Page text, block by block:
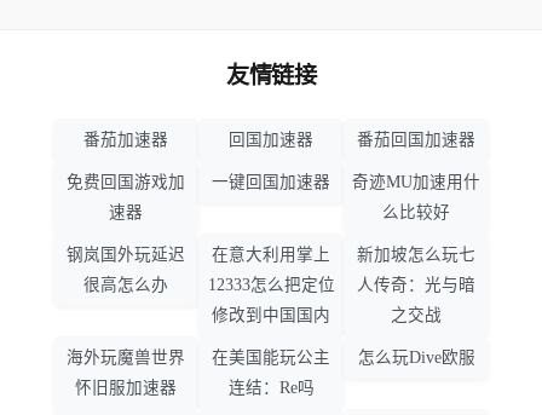
友情链接
番茄加速器 回国加速器 番茄回国加速器
免费回国游戏加
速器
一键回国加速器
奇迹MU加速用什
么比较好
钢岚国外玩延迟
很高怎么办
在意大利用掌上
12333怎么把定位
修改到中国国内
新加坡怎么玩七
人传奇：光与暗
之交战
海外玩魔兽世界
怀旧服加速器
在美国能玩公主
连结：Re吗
怎么玩Dive欧服